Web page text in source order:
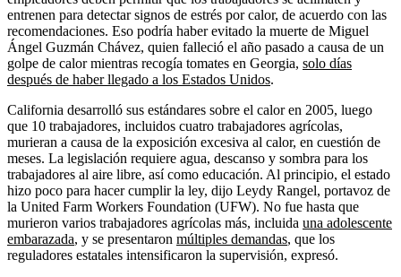
entrenen para detectar signos de estrés por calor, de acuerdo con las
recomendaciones. Eso podría haber evitado la muerte de Miguel
Ángel Guzmán Chávez, quien falleció el año pasado a causa de un
golpe de calor mientras recogía tomates en Georgia, solo días
después de haber llegado a los Estados Unidos.
California desarrolló sus estándares sobre el calor en 2005, luego
que 10 trabajadores, incluidos cuatro trabajadores agrícolas,
murieran a causa de la exposición excesiva al calor, en cuestión de
meses. La legislación requiere agua, descanso y sombra para los
trabajadores al aire libre, así como educación. Al principio, el estado
hizo poco para hacer cumplir la ley, dijo Leydy Rangel, portavoz de
la United Farm Workers Foundation (UFW). No fue hasta que
murieron varios trabajadores agrícolas más, incluida una adolescente
embarazada, y se presentaron múltiples demandas, que los
reguladores estatales intensificaron la supervisión, expresó.